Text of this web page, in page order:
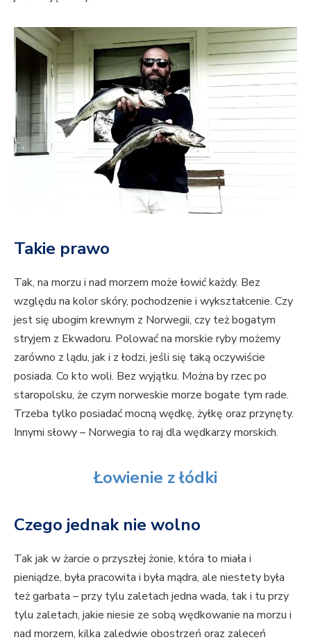
Takie prawo
Tak, na morzu i nad morzem może łowić każdy. Bez
względu na kolor skóry, pochodzenie i wykształcenie. Czy
jest się ubogim krewnym z Norwegii, czy też bogatym
stryjem z Ekwadoru. Polować na morskie ryby możemy
zarówno z lądu, jak i z łodzi, jeśli się taką oczywiście
posiada. Co kto woli. Bez wyjątku. Można by rzec po
staropolsku, że czym norweskie morze bogate tym rade.
Trzeba tylko posiadać mocną wędkę, żyłkę oraz przynęty.
Innymi słowy – Norwegia to raj dla wędkarzy morskich.
Łowienie z łódki
Czego jednak nie wolno
Tak jak w żarcie o przyszłej żonie, która to miała i
pieniądze, była pracowita i była mądra, ale niestety była
też garbata – przy tylu zaletach jedna wada, tak i tu przy
tylu zaletach, jakie niesie ze sobą wędkowanie na morzu i
nad morzem, kilka zaledwie obostrzeń oraz zaleceń